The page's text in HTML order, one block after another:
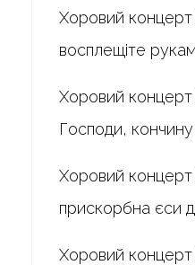
Хоровий концерт
восплещіте
Хоровий
Господи,
Хоровий
прискорбна єси
Хоровий